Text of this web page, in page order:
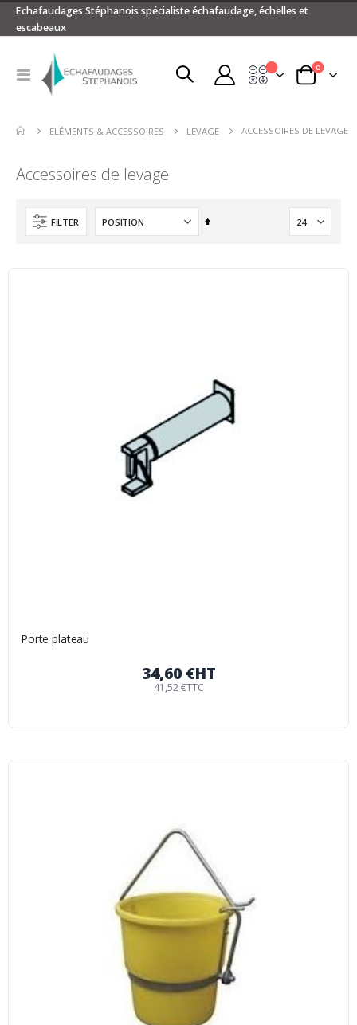
Echafaudages Stéphanois spécialiste échafaudage, échelles et
escabeaux
Basculer
Panier
0articles
Devis
ELÉMENTS & ACCESSOIRES LEVAGE ACCESSOIRES DE LEVAGE
Accessoires de levage
FILTER
Par
Porte plateau
34,60 €HT
41,52 €TTC